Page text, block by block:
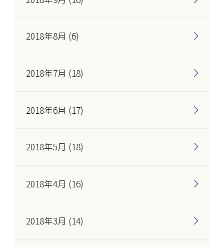
2018年8月 (6)
2018年7月 (18)
2018年6月 (17)
2018年5月 (18)
2018年4月 (16)
2018年3月 (14)